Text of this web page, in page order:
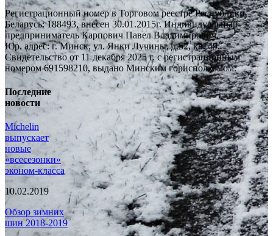
Регистрационный номер в Торговом реестре Республики
Беларусь: 188493, внесен 30.01.2015г. Индивидуальный
предприниматель Карпович Павел Владимирович.
Юр. адрес: г. Минск, ул. Янки Лучины, д.52, кв. 49,
Свидетельство от 11 декабря 2025 г. с регистрационным
номером 691598210, выдано Минским горисполкомом.
Последние
новости
Michelin
выпускает
новые
«всесезонки»
эконом-класса
10.02.2019
Обзор зимних
шин 2018-2019